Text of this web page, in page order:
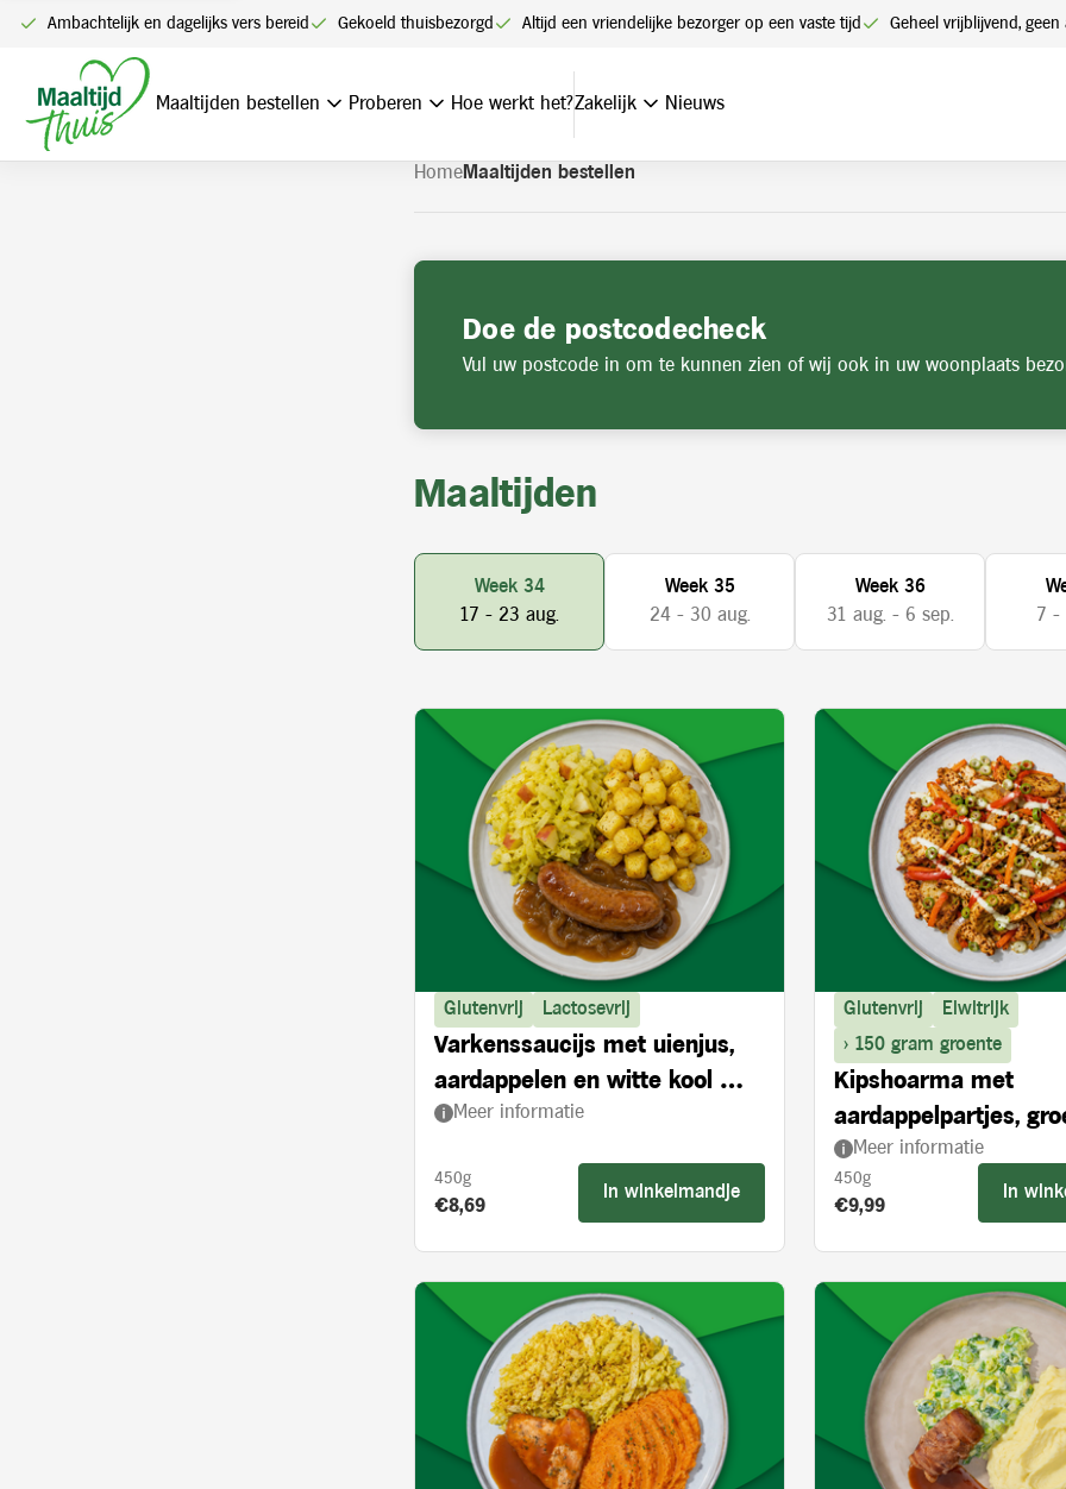
Ambachtelijk en dagelijks vers bereid Gekoeld thuisbezorgd Altijd een vriendelijke bezorger op een vaste tijd Geheel vrijblijvend,
Maaltijden bestellen Proberen Hoe werkt het?Zakelijk Nieuws
U kunt alleen bestellen met een account. Heeft u nog geen account? Vraag hier uw
Navigatie
overslaan
Home Maaltijden bestellen
Doe de postcodecheck
Vul uw postcode in om te kunnen zien of wij ook in uw woonplaats
Maaltijden
Week 34
17 - 23 aug.
Week 35
24 - 30 aug.
Week 36
31 aug. - 6 sep.
7 -
Glutenvrij Lactosevrij
Varkenssaucijs met uienjus,
aardappelen en witte kool met
kerrie en appelstukjes
Meer informatie
450g
Product prijs:
€8,69
In winkelmandje
Glutenvrij
Eiwitrijk
> 150 gram groente
Kipshoarma met
aardappelpartjes,
en knoflooksaus
Meer informatie
450g
Product prijs:
€9,99
In